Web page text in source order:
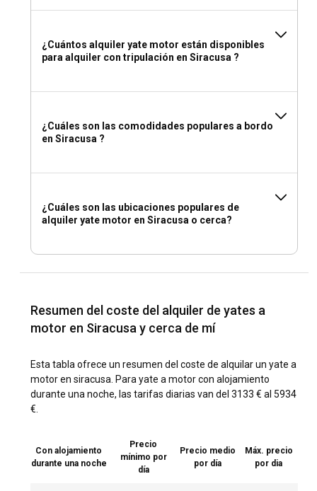
¿Cuántos alquiler yate motor están disponibles
para alquiler con tripulación en Siracusa ?
¿Cuáles son las comodidades populares a bordo
en Siracusa ?
¿Cuáles son las ubicaciones populares de
alquiler yate motor en Siracusa o cerca?
Resumen del coste del alquiler de yates a
motor en Siracusa y cerca de mí
Esta tabla ofrece un resumen del coste de alquilar un yate a
motor en siracusa. Para yate a motor con alojamiento
durante una noche, las tarifas diarias van del 3133 € al 5934
€.
Con alojamiento
durante una noche
Precio
mínimo por
día
Precio medio
por día
Máx. precio
por dia